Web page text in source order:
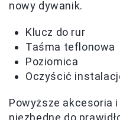
nowy dywanik.
Klucz do rur
Taśma teflonowa
Poziomica
Oczyścić
Powyższe akcesoria
niezbędne do